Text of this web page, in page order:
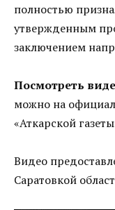
полностью
утвержденным
заключением
Посмотреть
можно на
«Аткарской
Видео
Саратовкой